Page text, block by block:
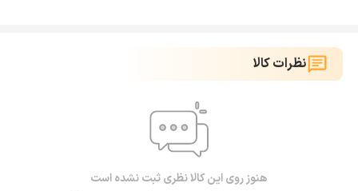
نظرات کالا
هنوز روی این کالا نظری ثبت نشده است